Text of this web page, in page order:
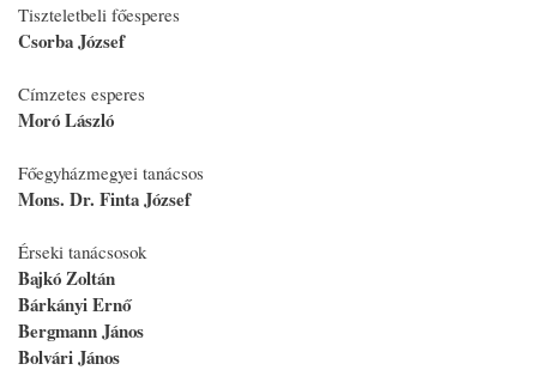
Tiszteletbeli főesperes
Csorba József
Címzetes esperes
Moró László
Főegyházmegyei tanácsos
Mons. Dr. Finta József
Érseki tanácsosok
Bajkó Zoltán
Bárkányi Ernő
Bergmann János
Bolvári János